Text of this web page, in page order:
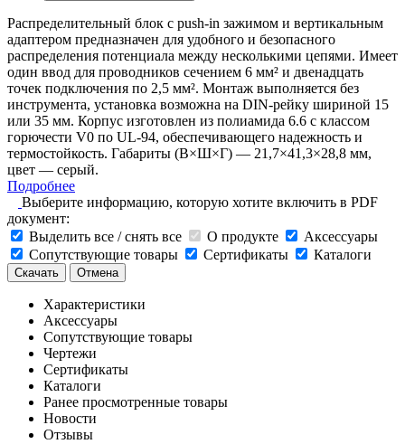
Распределительный блок с push-in зажимом и вертикальным
адаптером предназначен для удобного и безопасного
распределения потенциала между несколькими цепями. Имеет
один ввод для проводников сечением 6 мм² и двенадцать
точек подключения по 2,5 мм². Монтаж выполняется без
инструмента, установка возможна на DIN-рейку шириной 15
или 35 мм. Корпус изготовлен из полиамида 6.6 с классом
горючести V0 по UL-94, обеспечивающего надежность и
термостойкость. Габариты (В×Ш×Г) — 21,7×41,3×28,8 мм,
цвет — серый.
Подробнее
Выберите информацию, которую хотите включить в PDF
документ:
Выделить все / снять все
О продукте
Аксессуары
Сопутствующие товары
Сертификаты Каталоги
Скачать Отмена
Характеристики
Аксессуары
Сопутствующие товары
Чертежи
Сертификаты
Каталоги
Ранее просмотренные товары
Новости
Отзывы